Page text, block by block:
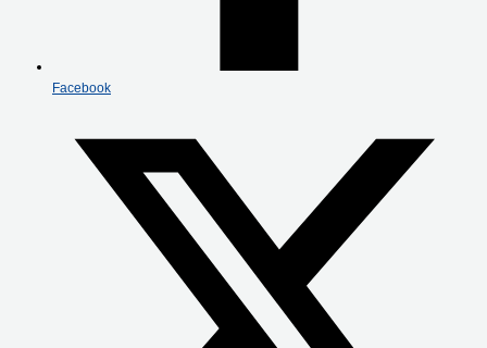
Facebook